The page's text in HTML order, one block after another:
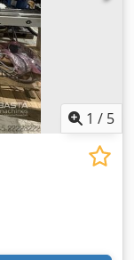
1 / 5